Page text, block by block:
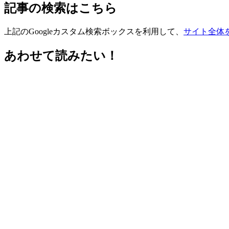
記事の検索はこちら
上記のGoogleカスタム検索ボックスを利用して、 サイト全体
あわせて読みたい！